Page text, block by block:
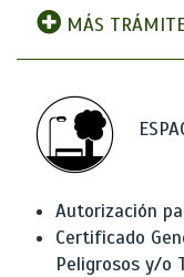
MÁS
Autorización
Certificado
Peligrosos y/o